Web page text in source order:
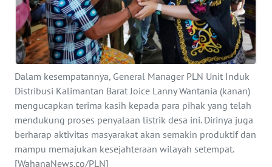
Dalam kesempatannya, General Manager PLN Unit Induk
Distribusi Kalimantan Barat Joice Lanny Wantania (kanan)
mengucapkan terima kasih kepada para pihak yang telah
mendukung proses penyalaan listrik desa ini. Dirinya juga
berharap aktivitas masyarakat akan semakin produktif dan
mampu memajukan kesejahteraan wilayah setempat.
[WahanaNews.co/PLN]
BERITA
KONTAK
KAMI
INFO
IKLAN
KAMI